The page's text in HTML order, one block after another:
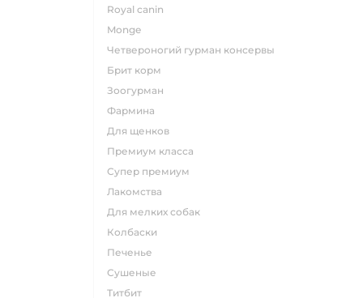
royal canin
monge
четвероногий гурман консервы
брит корм
зоогурман
фармина
для щенков
премиум класса
супер премиум
лакомства
для мелких собак
колбаски
печенье
сушеные
титбит